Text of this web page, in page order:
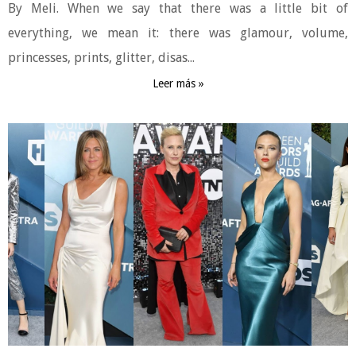
By Meli. When we say that there was a little bit of
everything, we mean it: there was glamour, volume,
princesses, prints, glitter, disas...
Leer más »